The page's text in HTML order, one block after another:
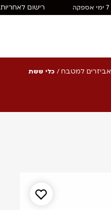
רישום לאחריות
אביזרים למטבח/ כלי ששת